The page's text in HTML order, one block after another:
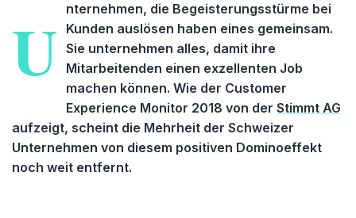
U
nternehmen, die Begeisterungsstürme bei
Kunden auslösen haben eines gemeinsam.
Sie unternehmen alles, damit ihre
Mitarbeitenden einen exzellenten Job
machen können. Wie der Customer
Experience Monitor 2018 von der Stimmt AG
aufzeigt, scheint die Mehrheit der Schweizer
Unternehmen von diesem positiven Dominoeffekt
noch weit entfernt.